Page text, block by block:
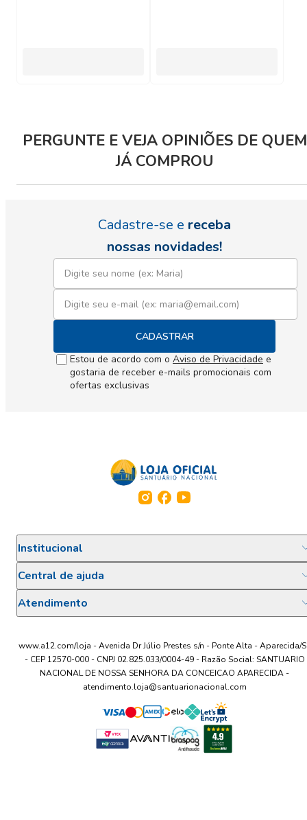
PERGUNTE E VEJA OPINIÕES DE QUEM
JÁ COMPROU
Cadastre-se e receba
nossas novidades!
CADASTRAR
Estou de acordo com o Aviso de Privacidade e
gostaria de receber e-mails promocionais com
ofertas exclusivas
Institucional
Central de ajuda
Atendimento
www.a12.com/loja - Avenida Dr Júlio Prestes s/n - Ponte Alta - Aparecida/
- CEP 12570-000 - CNPJ 02.825.033/0004-49 - Razão Social: SANTUARIO
NACIONAL DE NOSSA SENHORA DA CONCEICAO APARECIDA -
atendimento.loja@santuarionacional.com